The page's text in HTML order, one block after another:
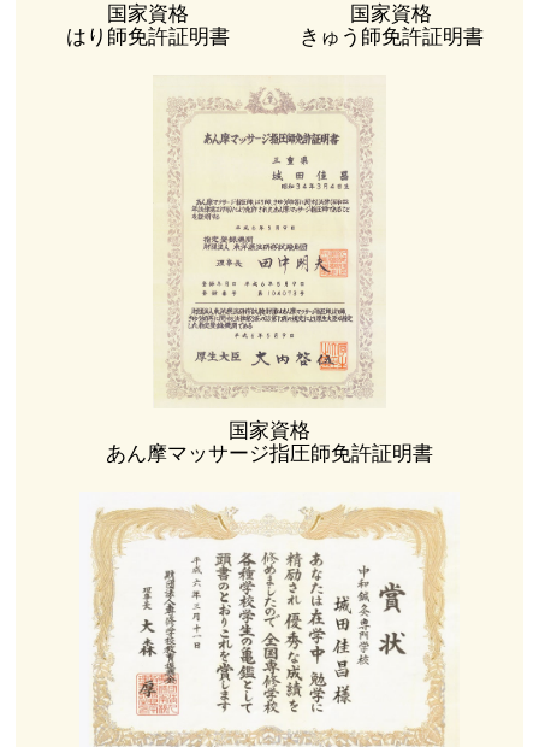
国家資格
はり師免許証明書
国家資格
きゅう師免許証明書
国家資格
あん摩マッサージ指圧師免許証明書